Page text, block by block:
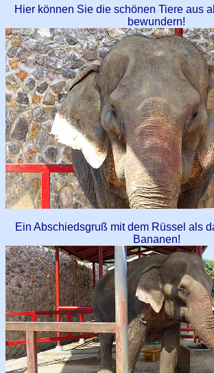
Hier können Sie die schönen Tiere aus
bewundern!
Ein Abschiedsgruß mit dem Rüssel als
Bananen!